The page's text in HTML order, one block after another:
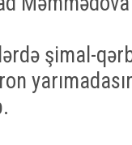
şimal-